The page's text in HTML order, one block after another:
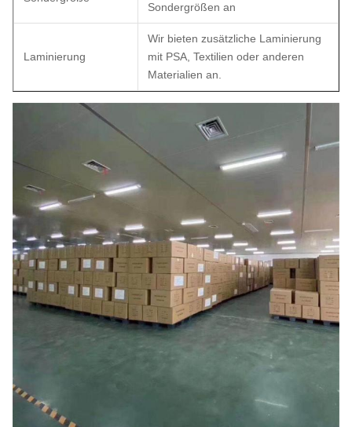
Sondergrößen an
Laminierung
Wir bieten zusätzliche Laminierung
mit PSA, Textilien oder anderen
Materialien an.